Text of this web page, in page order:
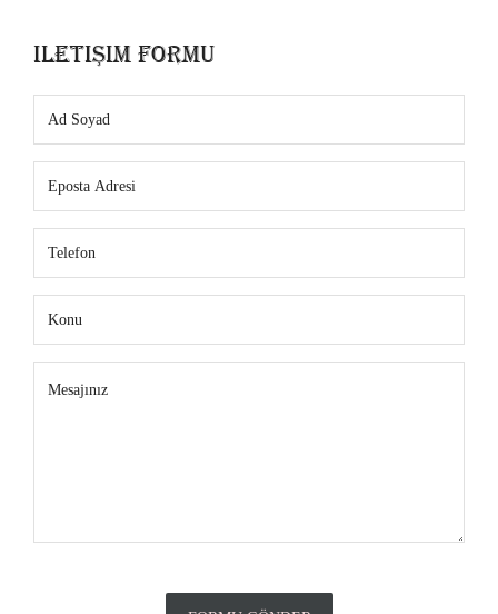
İletişim Formu